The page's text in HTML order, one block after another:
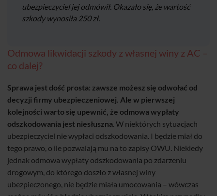
ubezpieczyciel jej odmówił. Okazało się, że wartość
szkody wynosiła 250 zł.
Odmowa likwidacji szkody z własnej winy z AC –
co dalej?
Sprawa jest dość prosta: zawsze możesz się odwołać od
decyzji firmy ubezpieczeniowej. Ale w pierwszej
kolejności warto się upewnić, że odmowa wypłaty
odszkodowania jest niesłuszna. W niektórych sytuacjach
ubezpieczyciel nie wypłaci odszkodowania. I będzie miał do
tego prawo, o ile pozwalają mu na to zapisy OWU. Niekiedy
jednak odmowa wypłaty odszkodowania po zdarzeniu
drogowym, do którego doszło z własnej winy
ubezpieczonego, nie będzie miała umocowania – wówczas